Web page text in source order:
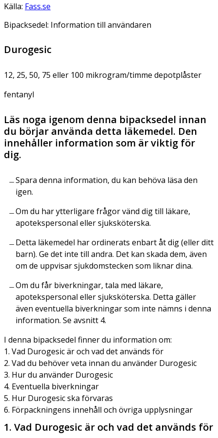
Källa: Fass.se
Bipacksedel: Information till användaren
Durogesic
12, 25, 50, 75 eller 100 mikrogram/timme depotplåster
fentanyl
Läs noga igenom denna bipacksedel innan
du börjar använda detta läkemedel. Den
innehåller information som är viktig för
dig.
Spara denna information, du kan behöva läsa den
igen.
Om du har ytterligare frågor vänd dig till läkare,
apotekspersonal eller sjuksköterska.
Detta läkemedel har ordinerats enbart åt dig (eller ditt
barn). Ge det inte till andra. Det kan skada dem, även
om de uppvisar sjukdomstecken som liknar dina.
Om du får biverkningar, tala med läkare,
apotekspersonal eller sjuksköterska. Detta gäller
även eventuella biverkningar som inte nämns i denna
information. Se avsnitt 4.
I denna bipacksedel finner du information om:
1. Vad Durogesic är och vad det används för
2. Vad du behöver veta innan du använder Durogesic
3. Hur du använder Durogesic
4. Eventuella biverkningar
5. Hur Durogesic ska förvaras
6. Förpackningens innehåll och övriga upplysningar
1. Vad Durogesic är och vad det används för